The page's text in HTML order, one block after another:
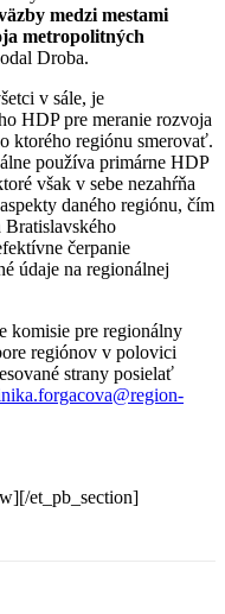
medzi mestami
metropolitných
Droba.
v sále, je
HDP pre meranie rozvoja
ktorého regiónu smerovať.
používa primárne HDP
však v sebe nezahŕňa
daného regiónu, čím
Bratislavského
čerpanie
údaje na regionálnej
komisie pre regionálny
regiónov v polovici
strany posielať
et_pb_section]